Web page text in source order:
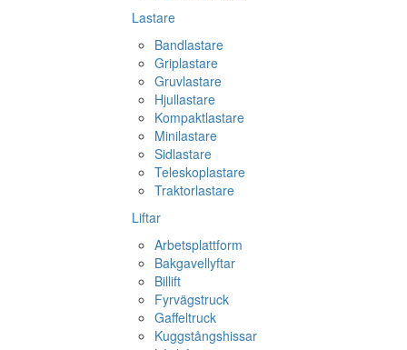
Lastare
Bandlastare
Griplastare
Gruvlastare
Hjullastare
Kompaktlastare
Minilastare
Sidlastare
Teleskoplastare
Traktorlastare
Liftar
Arbetsplattform
Bakgavellyftar
Billift
Fyrvägstruck
Gaffeltruck
Kuggstångshissar